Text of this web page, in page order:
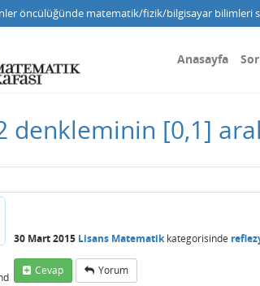
öncülüğünde matematik/fizik/bilgisayar bilimleri
Anasayfa
denkleminin [0,1]
30 Mart 2015 Lisans Matematikkategorisinde
Cevap Yorum